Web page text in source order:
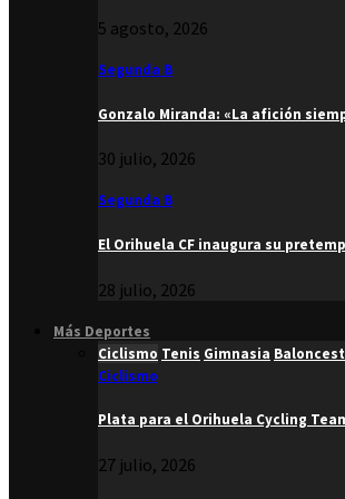
5 agosto, 2026
Segunda B
Gonzalo Miranda: «La afición
30 julio, 2026
Segunda B
El Orihuela CF inaugura su
28 julio, 2026
Más Deportes
Ciclismo Tenis Gimnasia
Ciclismo
Plata para el Orihuela Cycling
27 julio, 2026